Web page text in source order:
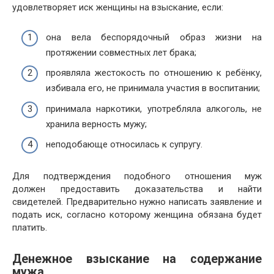
удовлетворяет иск женщины на взыскание, если:
она вела беспорядочный образ жизни на
протяжении совместных лет брака;
проявляла жестокость по отношению к ребёнку,
избивала его, не принимала участия в воспитании;
принимала наркотики, употребляла алкоголь, не
хранила верность мужу;
неподобающе относилась к супругу.
Для подтверждения подобного отношения муж
должен предоставить доказательства и найти
свидетелей. Предварительно нужно написать заявление и
подать иск, согласно которому женщина обязана будет
платить.
Денежное взыскание на содержание